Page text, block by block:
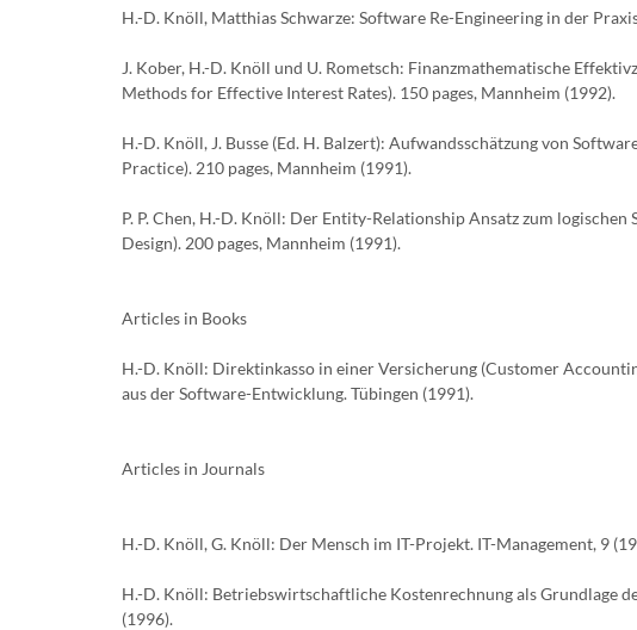
H.-D. Knöll, Matthias Schwarze: Software Re-Engineering in der
J. Kober, H.-D. Knöll und U. Rometsch: Finanzmathematische
Methods for Effective Interest Rates). 150 pages, Mannheim (1992).
H.-D. Knöll, J. Busse (Ed. H. Balzert): Aufwandsschätzung von
Practice). 210 pages, Mannheim (1991).
P. P. Chen, H.-D. Knöll: Der Entity-Relationship Ansatz zum
Design). 200 pages, Mannheim (1991).
Articles in Books
H.-D. Knöll: Direktinkasso in einer Versicherung (Customer
aus der Software-Entwicklung. Tübingen (1991).
Articles in Journals
H.-D. Knöll, G. Knöll: Der Mensch im IT-Projekt. IT-Management, 9
H.-D. Knöll: Betriebswirtschaftliche Kostenrechnung als Grundlage
(1996).